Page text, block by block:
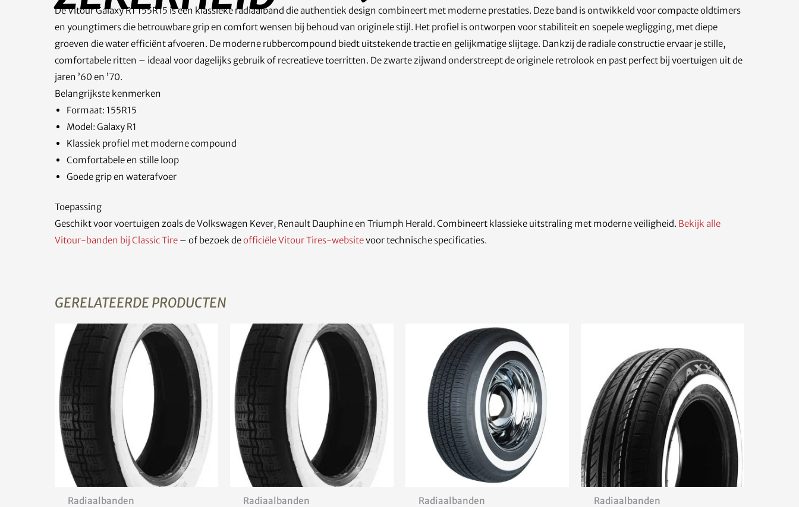
De Vitour Galaxy R1 155R15 is een klassieke radiaalband die authentiek design combineert met moderne prestaties. Deze band is ontwikkeld voor compacte oldtimers
en youngtimers die betrouwbare grip en comfort wensen bij behoud van originele stijl. Het profiel is ontworpen voor stabiliteit en soepele wegligging, met diepe
groeven die water efficiënt afvoeren. De moderne rubbercompound biedt uitstekende tractie en gelijkmatige slijtage. Dankzij de radiale constructie ervaar je stille,
comfortabele ritten – ideaal voor dagelijks gebruik of recreatieve toerritten. De zwarte zijwand onderstreept de originele retrolook en past perfect bij voertuigen uit de
jaren ’60 en ’70.
Belangrijkste kenmerken
Formaat: 155R15
Model: Galaxy R1
Klassiek profiel met moderne compound
Comfortabele en stille loop
Goede grip en waterafvoer
Toepassing
Geschikt voor voertuigen zoals de Volkswagen Kever, Renault Dauphine en Triumph Herald. Combineert klassieke uitstraling met moderne veiligheid. Bekijk alle
Vitour-banden bij Classic Tire – of bezoek deofficiële Vitour Tires-websitevoor technische specificaties.
GERELATEERDE PRODUCTEN
Radiaalbanden Radiaalbanden Radiaalbanden Radiaalbanden